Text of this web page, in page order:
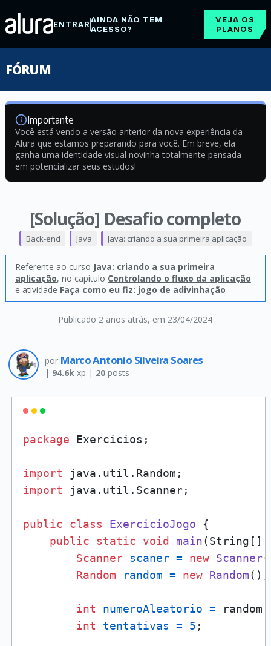
ENTRARAINDA NÃO TEM
ACESSO?
VEJA OS
PLANOS
FÓRUM
Importante
Você está vendo a versão anterior da nova experiência da
Alura que estamos preparando para você. Em breve, ela
ganha uma identidade visual novinha totalmente pensada
em potencializar seus estudos!
[Solução] Desafio completo
Publicado 2 anos atrás, em 23/04/2024
Back-end Java Java: criando a sua primeira aplicação
Referente ao curso Java: criando a sua primeira
aplicação, no capítulo Controlando o fluxo da aplicação
e atividade Faça como eu fiz: jogo de adivinhação
por Marco Antonio Silveira Soares
| 94.6kxp | 20posts
package Exercicios;
import
import java.util.Scanner;
public class ExercicioJogo {
public
static void main(String[]
Scanner scaner = new Scanner
Random
random = new Random();
int numeroAleatorio =
int
tentativas = 5 ;